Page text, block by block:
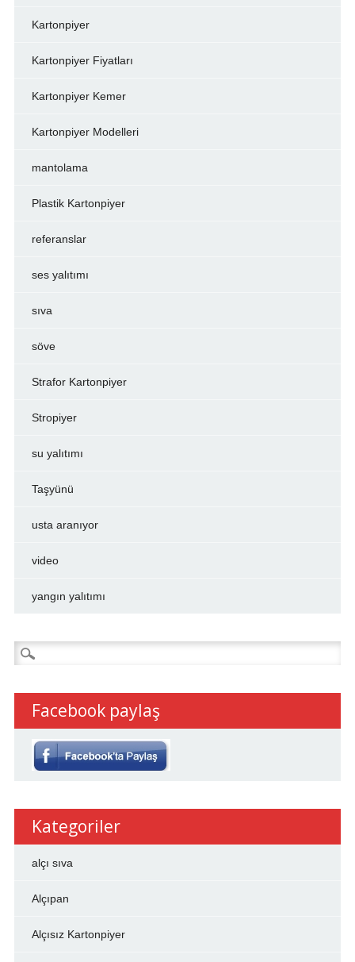
Kartonpiyer
Kartonpiyer Fiyatları
Kartonpiyer Kemer
Kartonpiyer Modelleri
mantolama
Plastik Kartonpiyer
referanslar
ses yalıtımı
sıva
söve
Strafor Kartonpiyer
Stropiyer
su yalıtımı
Taşyünü
usta aranıyor
video
yangın yalıtımı
Arama:
Facebook paylaş
Kategoriler
alçı sıva
Alçıpan
Alçısız Kartonpiyer